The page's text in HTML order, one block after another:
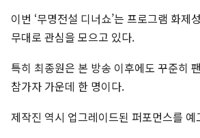
이번 ‘무명전설 디너쇼’는 프로그램 화제
무대로 관심을 모으고 있다.
특히 최종원은 본 방송 이후에도 꾸준히
참가자 가운데 한 명이다.
제작진 역시 업그레이드된 퍼포먼스를 예